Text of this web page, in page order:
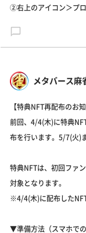
②右上のアイコン＞プ
メタバース麻
【特典NFT再配布のお知
前回、4/4(木)に特典
布を行います。5/7(火)
特典NFTは、初回ファ
対象となります。
※4/4(木)に配布した
▼準備方法（スマホでの